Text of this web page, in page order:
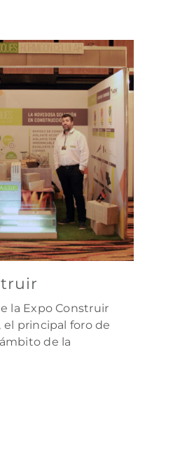
la Expo Construir
el principal foro de
de la